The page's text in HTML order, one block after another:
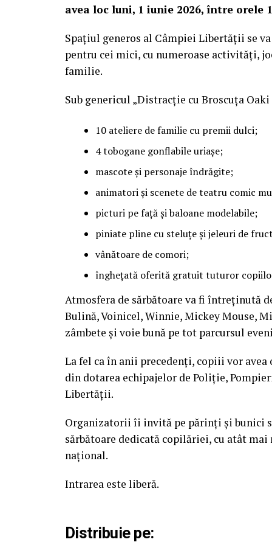
avea loc luni, 1 iunie 2026, între orele
Spațiul generos al Câmpiei Libertății se
pentru cei mici, cu numeroase activități,
familie.
Sub genericul „Distracție cu Broscuța
10 ateliere de familie cu premii dulci;
4 tobogane gonflabile uriașe;
mascote și personaje îndrăgite;
animatori și scenete de teatru comic
picturi pe față și baloane modelabile;
piniate pline cu steluțe și jeleuri de
vânătoare de comori;
înghețată oferită gratuit tuturor
Atmosfera de sărbătoare va fi întreținută
Bulină, Voinicel, Winnie, Mickey Mouse,
zâmbete și voie bună pe tot parcursul
La fel ca în anii precedenți, copiii vor avea
din dotarea echipajelor de Poliție,
Libertății.
Organizatorii îi invită pe părinți și bunici
sărbătoare dedicată copilăriei, cu atât
național.
Intrarea este liberă.
Distribuie pe: